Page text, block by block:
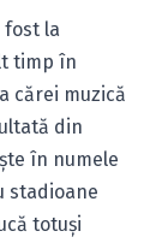
fost la
timp în
cărei muzică
din
în numele
stadioane
totuşi